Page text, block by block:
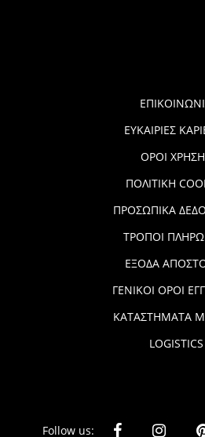
ΕΥΚΑΙΡΙΕΣ
ΟΡΟΙ
ΠΟΛΙΤΙΚΗ
ΠΡΟΣΩΠΙΚΑ
ΤΡΟΠΟΙ
ΕΞΟΔΑ
ΓΕΝΙΚΟΙ ΟΡΟΙ
ΚΑΤΑΣΤΗΜΑΤΑ
LOGISTICS
Follow us: